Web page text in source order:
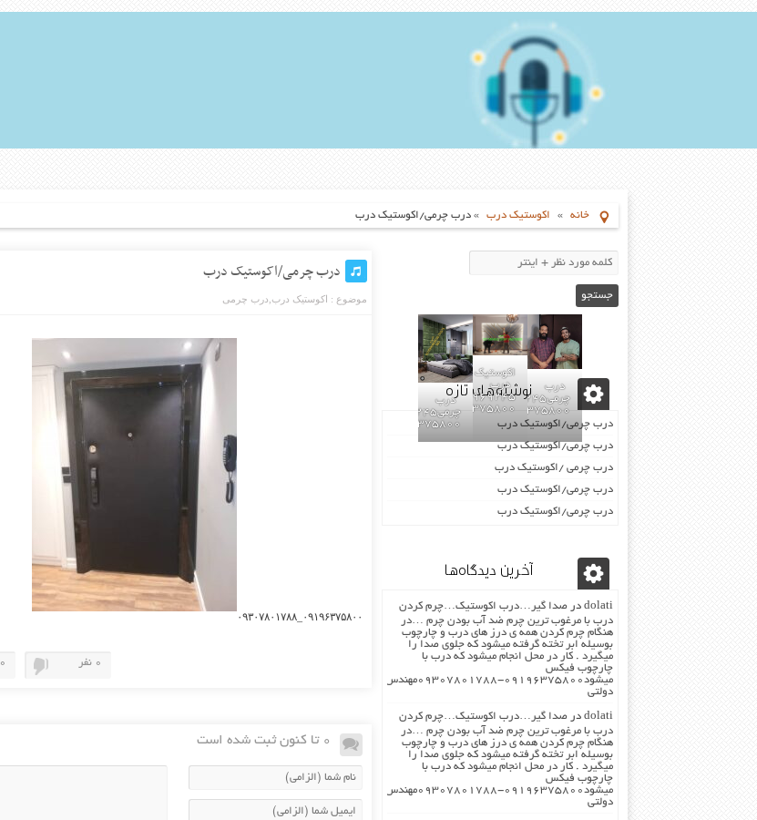
خانه » اکوستیک درب » درب چرمی/اکوستیک درب
درب چرمی/اکوستیک درب
موضوع : اکوستیک درب درب چرمی
۰۹۱۹۶۳۷۵۸۰۰_۰۹۳۰۷۸۰۱۷۸۸
0 نفر 0 نفر
0 تا کنون ثبت شده است
درب
چرمی02155969245-
09196375800
اکوستیک
درب
02155969245-
09196375800
درب
09196375800
نوشته‌های تازه
درب چرمی/اکوستیک درب
درب چرمی/اکوستیک درب
درب چرمی /اکوستیک درب
درب چرمی/اکوستیک درب
درب چرمی/اکوستیک درب
آخرین دیدگاه‌ها
dolati در صدا گیر…درب اکوستیک…چرم کردن
درب با مرغوب ترین چرم ضد آب بودن چرم …در
هنگام چرم کردن همه ی درز های درب و چارچوب
بوسیله ابر تخته گرفته میشود که جلوی صدا را
میگیرد . کار در محل انجام میشود که درب با
چارچوب فیکس
میشود۰۹۱۹۶۳۷۵۸۰۰-۰۹۳۰۷۸۰۱۷۸۸مهندس
دولتی
dolati در صدا گیر…درب اکوستیک…چرم کردن
درب با مرغوب ترین چرم ضد آب بودن چرم …در
هنگام چرم کردن همه ی درز های درب و چارچوب
بوسیله ابر تخته گرفته میشود که جلوی صدا را
میگیرد . کار در محل انجام میشود که درب با
چارچوب فیکس
میشود۰۹۱۹۶۳۷۵۸۰۰-۰۹۳۰۷۸۰۱۷۸۸مهندس
دولتی